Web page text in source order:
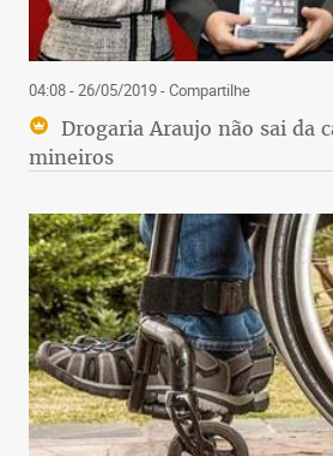
04:08 - 26/05/2019- Compartilhe
Drogaria Araujo não sai da
mineiros